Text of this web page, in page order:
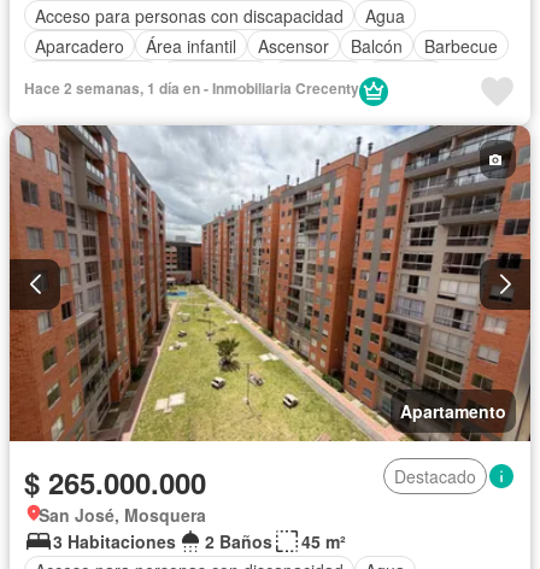
Acceso para personas con discapacidad
Agua
Aparcadero
Área infantil Ascensor Balcón
Barbecue
Internet
Seguridad privada
Tanque de agua
Vista panorámica Wifi
Hace 2 semanas, 1 día en - Inmobiliaria Crecenty
Apartamento
$ 265.000.000
Destacado
San José, Mosquera
3 Habitaciones
2 Baños
45 m²